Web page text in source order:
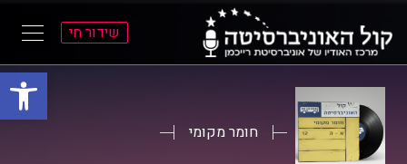
פתח
הראשי
הראשי
שידור חי
חומר מקומי